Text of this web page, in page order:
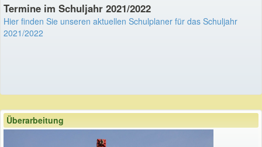
Termine im Schuljahr 2021/2022
Hier finden Sie unseren aktuellen Schulplaner für das Schuljahr
2021/2022
Überarbeitung